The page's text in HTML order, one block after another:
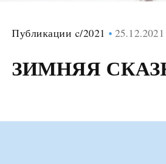
Публикации c/2021 25.12.2021
ЗИМНЯЯ